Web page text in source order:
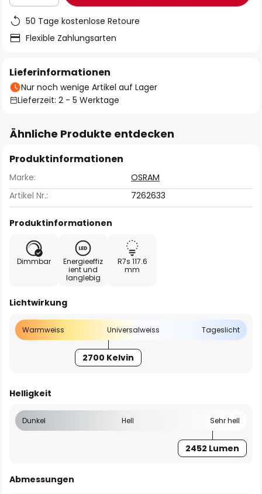
50 Tage kostenlose Retoure
Flexible Zahlungsarten
Lieferinformationen
Nur noch wenige Artikel auf Lager
Lieferzeit: 2 - 5 Werktage
Ähnliche Produkte entdecken
Produktinformationen
Marke:
OSRAM
Artikel Nr.:
7262633
Produktinformationen
Dimmbar
Energieeffiz
ient und
langlebig
R7s 117.6
mm
Lichtwirkung
Warmweiss Universalweiss Tageslicht
2700 Kelvin
Helligkeit
Dunkel Hell Sehr hell
2452 Lumen
Abmessungen